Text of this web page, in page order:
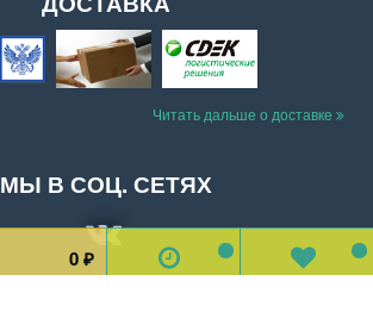
0 ₽
Читать дальше о доставке
МЫ В СОЦ. СЕТЯХ